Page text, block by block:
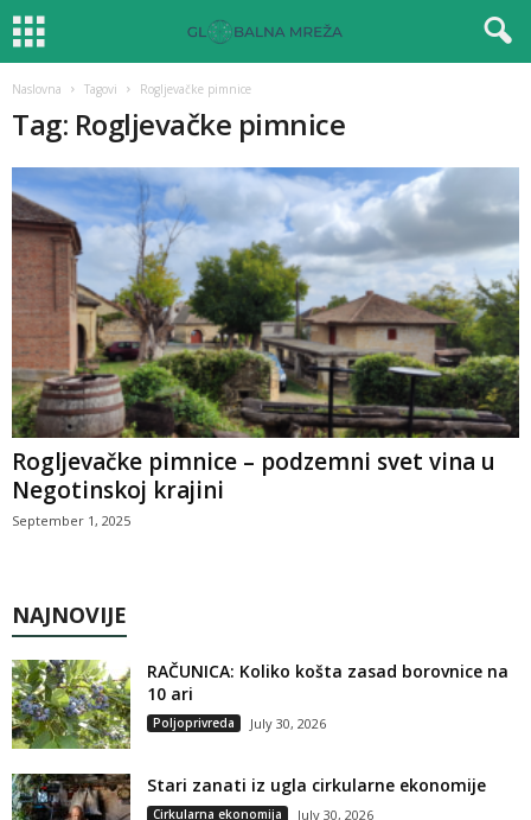
Naslovna Tagovi Rogljevačke pimnice
Tag: Rogljevačke pimnice
Rogljevačke pimnice – podzemni svet vina u
Negotinskoj krajini
September 1, 2025
NAJNOVIJE
RAČUNICA: Koliko košta zasad borovnice na
10 ari
Poljoprivreda July 30, 2026
Stari zanati iz ugla cirkularne ekonomije
Cirkularna ekonomija July 30, 2026